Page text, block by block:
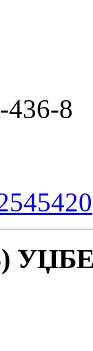
436-8
.3)